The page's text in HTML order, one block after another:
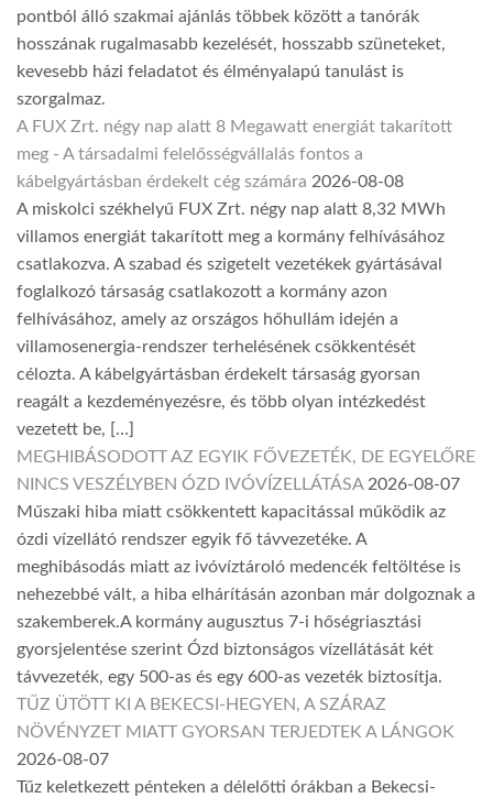
pontból álló szakmai ajánlás többek között a tanórák
hosszának rugalmasabb kezelését, hosszabb szüneteket,
kevesebb házi feladatot és élményalapú tanulást is
szorgalmaz.
A FUX Zrt. négy nap alatt 8 Megawatt energiát takarított
meg - A társadalmi felelősségvállalás fontos a
kábelgyártásban érdekelt cég számára 2026-08-08
A miskolci székhelyű FUX Zrt. négy nap alatt 8,32 MWh
villamos energiát takarított meg a kormány felhívásához
csatlakozva. A szabad és szigetelt vezetékek gyártásával
foglalkozó társaság csatlakozott a kormány azon
felhívásához, amely az országos hőhullám idején a
villamosenergia-rendszer terhelésének csökkentését
célozta. A kábelgyártásban érdekelt társaság gyorsan
reagált a kezdeményezésre, és több olyan intézkedést
vezetett be, […]
MEGHIBÁSODOTT AZ EGYIK FŐVEZETÉK, DE EGYELŐRE
NINCS VESZÉLYBEN ÓZD IVÓVÍZELLÁTÁSA 2026-08-07
Műszaki hiba miatt csökkentett kapacitással működik az
ózdi vízellátó rendszer egyik fő távvezetéke. A
meghibásodás miatt az ivóvíztároló medencék feltöltése is
nehezebbé vált, a hiba elhárításán azonban már dolgoznak a
szakemberek.A kormány augusztus 7-i hőségriasztási
gyorsjelentése szerint Ózd biztonságos vízellátását két
távvezeték, egy 500-as és egy 600-as vezeték biztosítja.
TŰZ ÜTÖTT KI A BEKECSI-HEGYEN, A SZÁRAZ
NÖVÉNYZET MIATT GYORSAN TERJEDTEK A LÁNGOK
2026-08-07
Tűz keletkezett pénteken a délelőtti órákban a Bekecsi-